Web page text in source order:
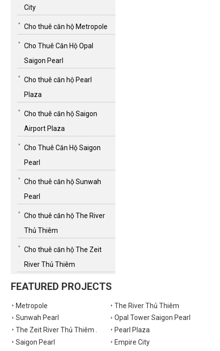
City
Cho thuê căn hộ Metropole
Cho Thuê Căn Hộ Opal
Saigon Pearl
Cho thuê căn hộ Pearl
Plaza
Cho thuê căn hộ Saigon
Airport Plaza
Cho Thuê Căn Hộ Saigon
Pearl
Cho thuê căn hộ Sunwah
Pearl
Cho thuê căn hộ The River
Thủ Thiêm
Cho thuê căn hộ The Zeit
River Thủ Thiêm
FEATURED PROJECTS
Metropole
The River Thủ Thiêm
Sunwah Pearl
Opal Tower Saigon Pearl
The Zeit River Thủ Thiêm .
Pearl Plaza
Saigon Pearl
Empire City